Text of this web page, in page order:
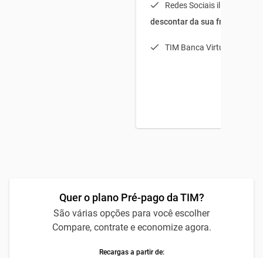
Redes Sociais ilimitadas (
descontar da sua franquia
TIM Banca Virtual Light
Quer o plano Pré-pago da TIM?
São várias opções para você escolher
Compare, contrate e economize agora.
Recargas a partir de: